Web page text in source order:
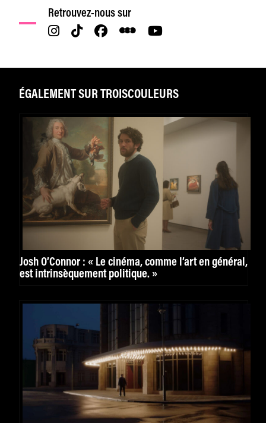
Retrouvez-nous sur
ÉGALEMENT SUR TROISCOULEURS
Josh O’Connor : « Le cinéma, comme l’art en général,
est intrinsèquement politique. »